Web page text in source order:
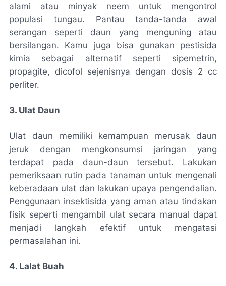
alami atau minyak neem untuk mengontrol
populasi tungau. Pantau tanda-tanda awal
serangan seperti daun yang menguning atau
bersilangan. Kamu juga bisa gunakan pestisida
kimia sebagai alternatif seperti sipemetrin,
propagite, dicofol sejenisnya dengan dosis 2 cc
perliter.
3. Ulat Daun
Ulat daun memiliki kemampuan merusak daun
jeruk dengan mengkonsumsi jaringan yang
terdapat pada daun-daun tersebut. Lakukan
pemeriksaan rutin pada tanaman untuk mengenali
keberadaan ulat dan lakukan upaya pengendalian.
Penggunaan insektisida yang aman atau tindakan
fisik seperti mengambil ulat secara manual dapat
menjadi langkah efektif untuk mengatasi
permasalahan ini.
4. Lalat Buah